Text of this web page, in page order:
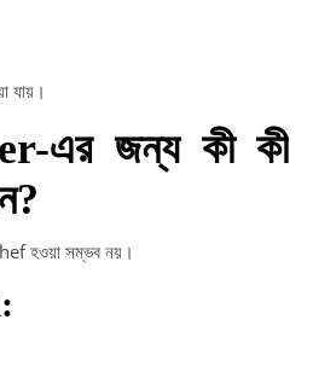
যায়।
এর জন্য কী কী
হওয়া সম্ভব নয়।